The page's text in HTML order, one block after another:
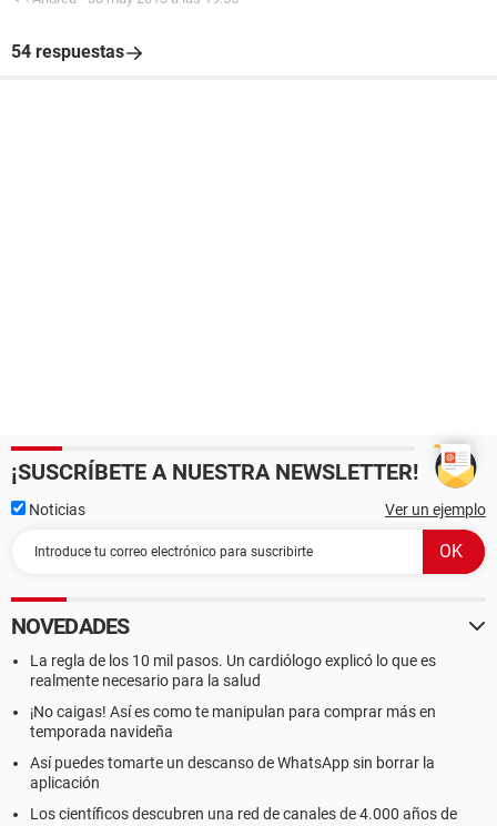
54 respuestas
¡SUSCRÍBETE A NUESTRA NEWSLETTER!
Noticias Ver un ejemplo
NOVEDADES
La regla de los 10 mil pasos. Un cardiólogo explicó lo que es
realmente necesario para la salud
¡No caigas! Así es como te manipulan para comprar más en
temporada navideña
Así puedes tomarte un descanso de WhatsApp sin borrar la
aplicación
Los científicos descubren una red de canales de 4.000 años de